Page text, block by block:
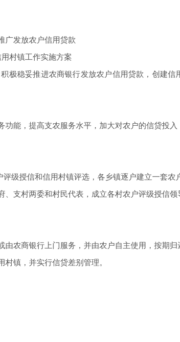
广发放农户信用贷款
村镇工作实施方案
极稳妥推进农商银行发放农户信用贷款，创建
能，提高支农服务水平，加大对农户的信贷投
级授信和信用村镇评选，各乡镇逐户建立一套农
支村两委和村民代表，成立各村农户评级授信
农商银行上门服务，并由农户自主使用，按期归
镇，并实行信贷差别管理。